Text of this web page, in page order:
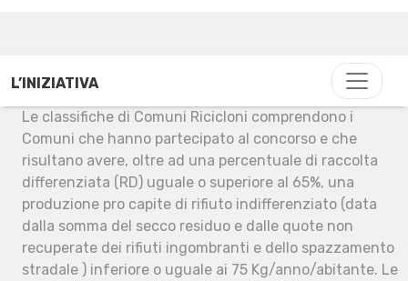
L’INIZIATIVA
Le classifiche di Comuni Ricicloni comprendono i
Comuni che hanno partecipato al concorso e che
risultano avere, oltre ad una percentuale di raccolta
differenziata (RD) uguale o superiore al 65%, una
produzione pro capite di rifiuto indifferenziato (data
dalla somma del secco residuo e dalle quote non
recuperate dei rifiuti ingombranti e dello spazzamento
stradale ) inferiore o uguale ai 75 Kg/anno/abitante. Le